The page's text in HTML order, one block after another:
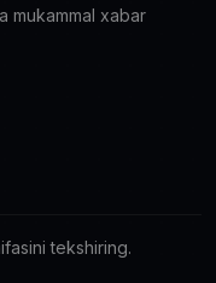
mukammal xabar
tekshiring.